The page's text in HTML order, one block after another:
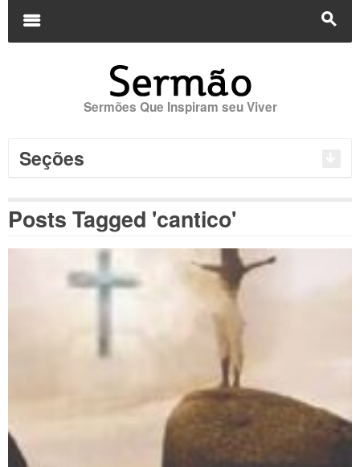
s
m
Sermões Que Inspiram seu Viver
Seções
Posts Tagged 'cantico'